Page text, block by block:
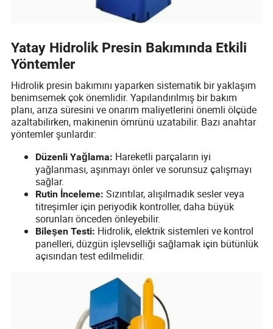
Yatay Hidrolik Presin Bakımında Etkili
Yöntemler
Hidrolik presin bakımını yaparken sistematik bir yaklaşım
benimsemek çok önemlidir. Yapılandırılmış bir bakım
planı, arıza süresini ve onarım maliyetlerini önemli ölçüde
azaltabilirken, makinenin ömrünü uzatabilir. Bazı anahtar
yöntemler şunlardır:
Düzenli Yağlama: Hareketli parçaların iyi
yağlanması, aşınmayı önler ve sorunsuz çalışmayı
sağlar.
Rutin İnceleme: Sızıntılar, alışılmadık sesler veya
titreşimler için periyodik kontroller, daha büyük
sorunları önceden önleyebilir.
Bileşen Testi: Hidrolik, elektrik sistemleri ve kontrol
panelleri, düzgün işlevselliği sağlamak için bütünlük
açısından test edilmelidir.